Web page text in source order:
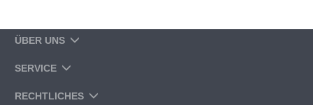
ÜBER UNS
SERVICE
RECHTLICHES